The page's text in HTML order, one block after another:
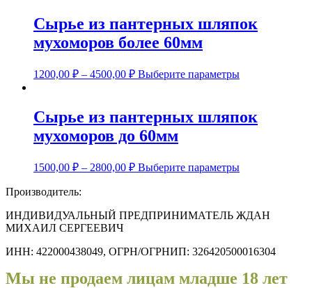
вариаций.
на
Сырье из пантерных шляпок
мухоморов более 60мм
1200,00 ₽ – 4500,00 ₽ Выберите параметрыЭтот
вариаций.
на
Сырье из пантерных шляпок
мухоморов до 60мм
1500,00 ₽ – 2800,00 ₽ Выберите параметрыЭтот
вариаций.
выбрать
странице
Производитель:
ИНДИВИДУАЛЬНЫЙ ПРЕДПРИНИМАТЕЛЬ ЖДАН
МИХАИЛ СЕРГЕЕВИЧ
ИНН: 422000438049, ОГРН/ОГРНИП: 326420500016304
Мы не продаем лицам младше 18 лет